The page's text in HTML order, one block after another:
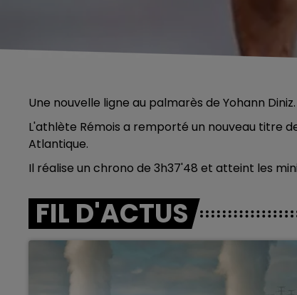
Une nouvelle ligne au palmarès de Yohann Diniz.
L'athlète Rémois a remporté un nouveau titre
Atlantique.
Il réalise un chrono de 3h37'48 et atteint les
FIL D'ACTUS